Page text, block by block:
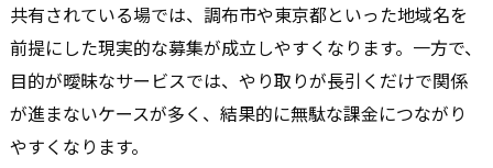
共有されている場では、調布市や東京都といった地域名を
前提にした現実的な募集が成立しやすくなります。一方で、
目的が曖昧なサービスでは、やり取りが長引くだけで関係
が進まないケースが多く、結果的に無駄な課金につながり
やすくなります。